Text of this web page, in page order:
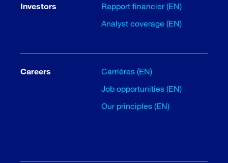
Investors
Rapport financier (EN)
Analyst coverage (EN)
Careers
Carrières (EN)
Job opportunities (EN)
Our principles (EN)